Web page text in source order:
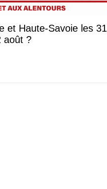
et Haute-Savoie les 31
juillet, 1er août et 2 août ?